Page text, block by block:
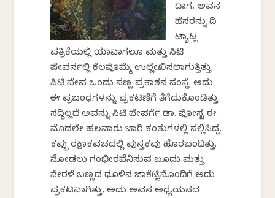
ದಾಗ, ಅವನ
ಹೆಸರನ್ನು ದಿ
ಟ್ಯಾಟ್ಲರ್
ಪತ್ರಿಕೆಯಲ್ಲಿ ಯಾವಾಗಲೂ ಮತ್ತು ಸಿಟಿ
ಪೇಪರ್ನಲ್ಲಿ ಕೆಲವೊಮ್ಮೆ ಉಲ್ಲೇಖಿಸಲಾಗುತ್ತಿತ್ತು.
ಸಿಟಿ ಪೇಪರ್ ಒಂದು ಸಣ್ಣ ಪ್ರಕಾಶನ ಸಂಸ್ಥೆ. ಅದು
ಈ ಪ್ರಬಂಧಗಳನ್ನು ಪ್ರಕಟಣೆಗೆ ತೆಗೆದುಕೊಂಡಿತ್ತು.
ಸದ್ದಿಲ್ಲದೆ ಅವನ್ನು ಸಿಟಿ ಪೇಪರ್ಗೆ ಡಾ. ಫೋಸ್ಟರ್ ಈ
ಮೊದಲೇ ಹಲವಾರು ಬಾರಿ ಕಂತುಗಳಲ್ಲಿ ಸಲ್ಲಿಸಿದ್ದ.
ಕಪ್ಪು ರಕ್ಷಾಕವಚದಲ್ಲಿ ಪುಸ್ತಕವು ಹೊರಬಂದಿತ್ತು.
ನೋಡಲು ಗಂಭೀರವೆನಿಸುವ ಬೂದು ಮತ್ತು
ನೇರಳೆ ಬಣ್ಣದ ಧೂಳಿನ ಜಾಕೆಟ್ಟಿನೊಂದಿಗೆ ಅದು
ಪ್ರಕಟವಾಗಿತ್ತು, ಅದು ಅವನ ಅಧ್ಯಯನದ